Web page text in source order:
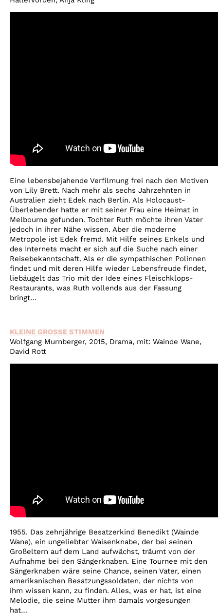
Eine lebensbejahende Verfilmung frei nach den Motiven
von Lily Brett. Nach mehr als sechs Jahrzehnten in
Australien zieht Edek nach Berlin. Als Holocaust-
Überlebender hatte er mit seiner Frau eine Heimat in
Melbourne gefunden. Tochter Ruth möchte ihren Vater
jedoch in ihrer Nähe wissen. Aber die moderne
Metropole ist Edek fremd. Mit Hilfe seines Enkels und
des Internets macht er sich auf die Suche nach einer
Reisebekanntschaft. Als er die sympathischen Polinnen
findet und mit deren Hilfe wieder Lebensfreude findet,
liebäugelt das Trio mit der Idee eines Fleischklops-
Restaurants, was Ruth vollends aus der Fassung
bringt…
KLEINE GROSSE STIMMEN
Wolfgang Murnberger, 2015, Drama, mit: Wainde Wane,
David Rott
1955. Das zehnjährige Besatzerkind Benedikt (Wainde
Wane), ein ungeliebter Waisenknabe, der bei seinen
Großeltern auf dem Land aufwächst, träumt von der
Aufnahme bei den Sängerknaben. Eine Tournee mit den
Sängerknaben wäre seine Chance, seinen Vater, einen
amerikanischen Besatzungssoldaten, der nichts von
ihm wissen kann, zu finden. Alles, was er hat, ist eine
Melodie, die seine Mutter ihm damals vorgesungen
hat…